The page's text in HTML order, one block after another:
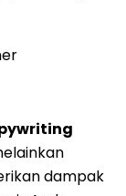
dampak